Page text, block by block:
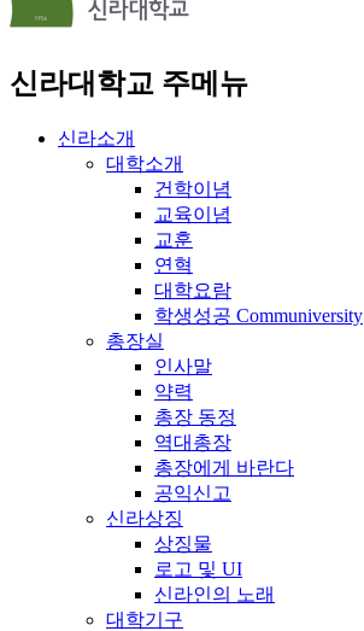
신라대학교 주메뉴
신라소개
대학소개
건학이념
교육이념
교훈
연혁
대학요람
학생성공 Communiversity
총장실
인사말
약력
총장 동정
역대총장
총장에게 바란다
공익신고
신라상징
상징물
로고 및 UI
신라인의 노래
대학기구